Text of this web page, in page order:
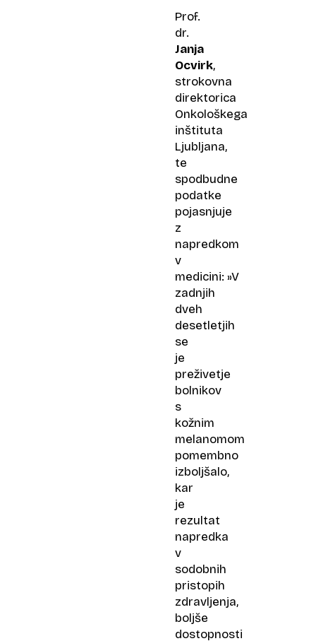
Prof.
dr.
Janja
Ocvirk,
strokovna
direktorica
Onkološkega
inštituta
Ljubljana,
te
spodbudne
podatke
pojasnjuje
z
napredkom
v
medicini: »V
zadnjih
dveh
desetletjih
se
je
preživetje
bolnikov
s
kožnim
melanomom
pomembno
izboljšalo,
kar
je
rezultat
napredka
v
sodobnih
pristopih
zdravljenja,
boljše
dostopnosti